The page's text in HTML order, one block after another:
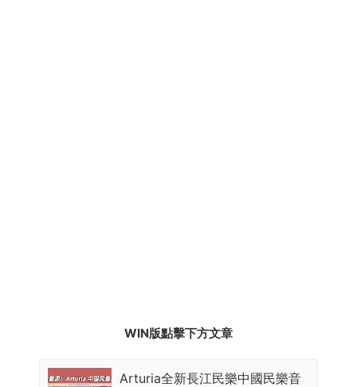
WIN版點擊下方文章
Arturia全新長江民樂中國民樂音